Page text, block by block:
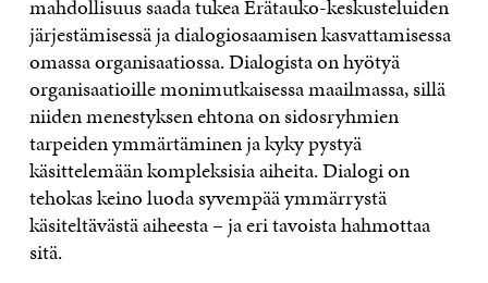
mahdollisuus saada tukea Erätauko-keskusteluiden
järjestämisessä ja dialogiosaamisen kasvattamisessa
omassa organisaatiossa. Dialogista on hyötyä
organisaatioille monimutkaisessa maailmassa, sillä
niiden menestyksen ehtona on sidosryhmien
tarpeiden ymmärtäminen ja kyky pystyä
käsittelemään kompleksisia aiheita. Dialogi on
tehokas keino luoda syvempää ymmärrystä
käsiteltävästä aiheesta – ja eri tavoista hahmottaa
sitä.